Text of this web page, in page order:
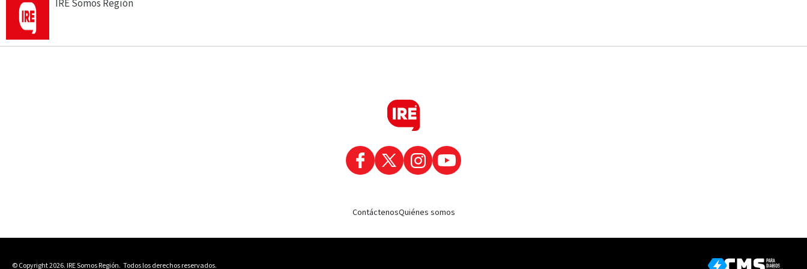
IRE Somos Región
ContáctenosQuiénes somos
© Copyright 2026. IRE Somos Región. Todos los derechos reservados.